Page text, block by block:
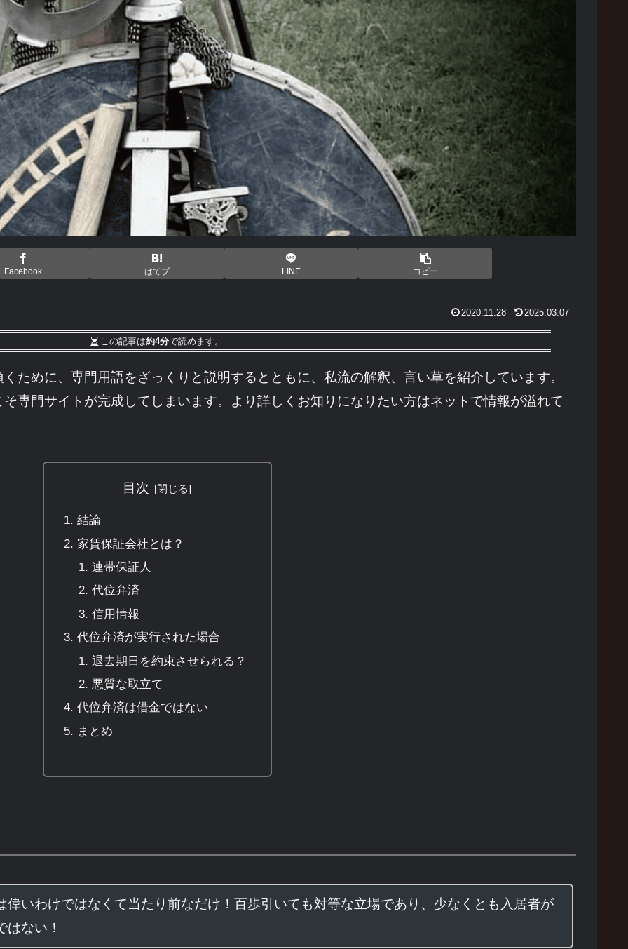
Facebook はてブ LINE コピー
2020.11.28 2025.03.07
この記事は約4分で読めます。
ために、専門用語をざっくりと説明するとともに、私流の解釈、言い草を紹介しています。
専門サイトが完成してしまいます。より詳しくお知りになりたい方はネットで情報が溢れて
目次
結論
家賃保証会社とは？
連帯保証人
代位弁済
信用情報
代位弁済が実行された場合
退去期日を約束させられる？
悪質な取立て
代位弁済は借金ではない
まとめ
偉いわけではなくて当たり前なだけ！百歩引いても対等な立場であり、少なくとも入居者が
ない！